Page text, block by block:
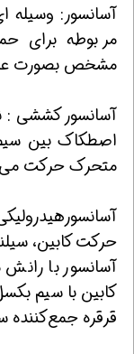
آسانسور: وسیله
مربوطه برای
مشخص بصورت
آسانسور کششی :
اصطکاک بین
متحرک حرکت
حرکت کابین،
آسانسور با
کابین با سیم
قرقره